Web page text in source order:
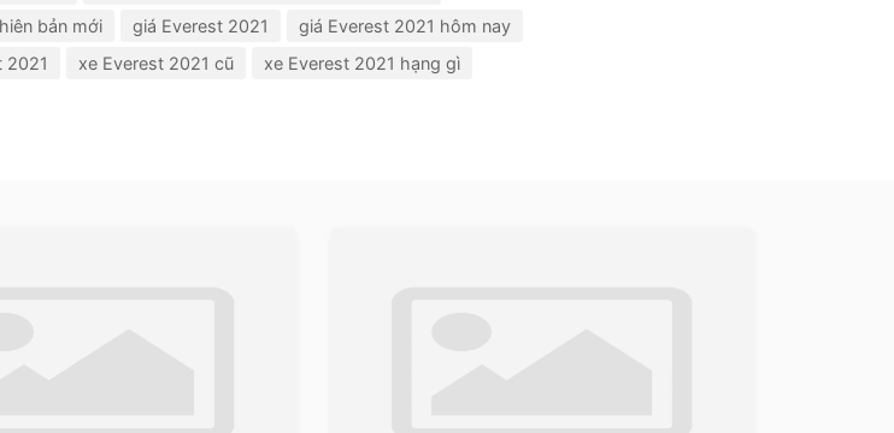
bản mới giá Everest 2021
giá Everest 2021 hôm nay
2021 xe Everest 2021 cũ
xe Everest 2021 hạng gì